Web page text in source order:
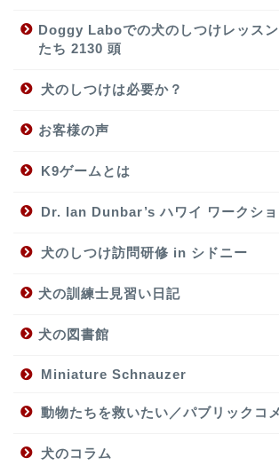
Doggy Laboでの犬のしつけレッス
たち 2130 頭
犬のしつけは必要か？
お客様の声
K9ゲームとは
Dr. Ian Dunbar’s ハワイ ワークシ
犬のしつけ訪問研修 in シドニー
犬の訓練士見習い日記
犬の図書館
Miniature Schnauzer
動物たちを救いたい／パブリックコ
犬のコラム